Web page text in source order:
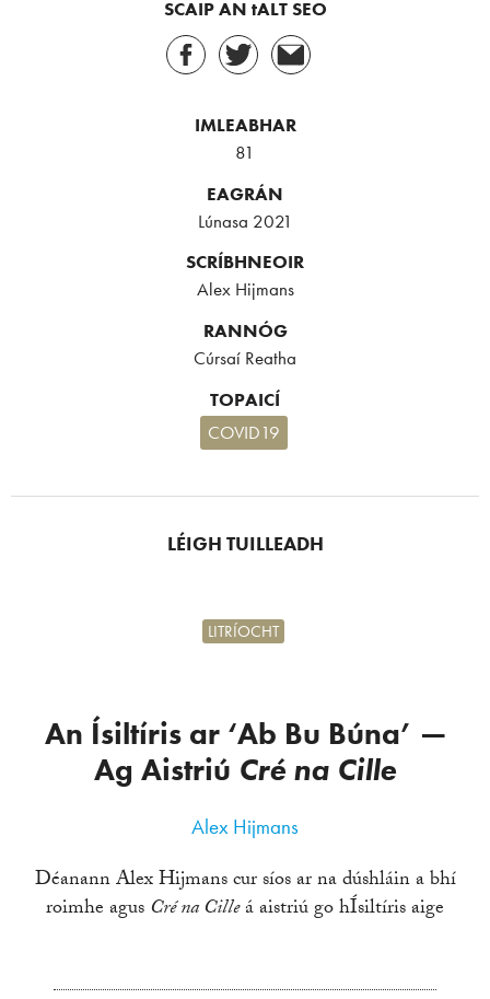
SCAIP AN tALT SEO
IMLEABHAR
81
EAGRÁN
Lúnasa 2021
SCRÍBHNEOIR
Alex Hijmans
RANNÓG
Cúrsaí Reatha
TOPAICÍ
COVID19
LÉIGH TUILLEADH
An Ísiltíris ar ‘Ab Bu Búna’ —
Ag Aistriú Cré na Cille
LITRÍOCHT
Alex Hijmans
Déanann Alex Hijmans cur síos ar na dúshláin a bhí
roimhe agus Cré na Cilleá aistriú go hÍsiltíris aige